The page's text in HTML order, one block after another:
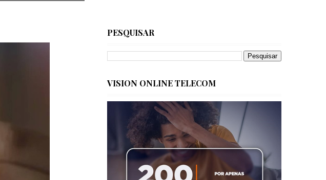
PESQUISAR
VISION ONLINE TELECOM